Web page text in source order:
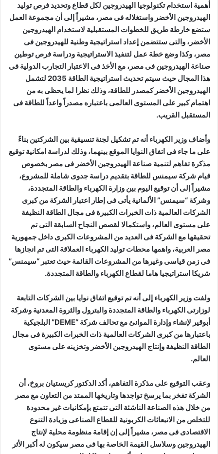
أهمية استخدام تكنولوجيا الهيدروجين لكل قطاع وتحديد فرص توليد
الهيدروجين الأخضر واستغلاله فى مصر، مشيراً إلى أن مجموعة العمل
ستضع خارطة طريق للخطوات المستقبلية لاستخدام الهيدروجين
الأخضر، والتى ستتضمن إعداد استراتيجية وطنية للهيدروجين فى
مصر، وكذا وضع خطة عمل لتنفيذ الاستراتيجية ودراسة فرص توطين
صناعة الهيدروجين فى مصر، مع الأخذ فى الاعتبار التجارب الدولية فى
هذا المجال حيث سيتم تحديث استراتيجية الطاقة 2035 لتشمل
الهيدروجين الأخضر كمصدر للطاقة، وذلك نظرا لما يحظى به من
اهتمام كبير على المستوى العالمى باعتباره مصدراً واعداً للطاقة فى
المستقبل القريب.
وأضاف وزير الكهرباء أنه تم تشكيل لجنة تنسيقية بين الشركتين بناءً
على ما جاء فى اتفاق النوايا الموقع بينهما، وذلك لدراسة امكانية توقيع
مذكرة تفاهم لتنمية صناعة الهيدروجين الأخضر فى مصر بخصوص
قيام شركة سيمنس للطاقة بتقديم دراسة جدوى شاملة للمشروع،
مشيراً إلى أن توقيع اليوم بين وزارة الكهرباء والطاقة المتجددة،
وشركة “سيمنس” الألمانية يأتى فى إطار اعتبار الشركة من كبرى
الشركات العالمية ذات الخبرات الكبيرة فى مجال الطاقة النظيفة
على مستوى العالم، واستكمالا لقصص النجاح السابقة التى تم
تحقيقها مع الشركة فى العديد من المشروعات الكبرى داخل جمهورية
مصر العربية، واهمها محطات توليد الكهرباء العملاقة التى تم انجازها
فى زمن قياسى وغيرها من المشروعات القائمة حيث تعتبر “سيمنس”
شريكا استراتيجيا هاما لقطاع الكهرباء والطاقة المتجددة.
ولفت وزير الكهرباء إلى أنه تم توقيع اتفاق نوايا بين الشركات التابعة
لوزارتى الكهرباء والطاقة المتجددة والبترول والثروة المعدنية وشركة
أبوقير لإنشاء وإدارة الموانئ مع تحالف شركة “DEME” البلجيكية
باعتبارها من كبرى الشركات العالمية ذات الخبرات الكبيرة فى مجال
الطاقة النظيفة وإنتاج الهيدروجين الأخضر وتخزينه على مستوى
العالم.
وعقب التوقيع على مذكرة التفاهم، أكد الدكتور كريستيان بروخ، أن
الشركة تفخر بما يرسخ تواجدها وتاريخها الممتد من التعاون مع مصر
من خلال هذه الصناعة الناشئة التى تتمتع بإمكانيات غير محدودة
للتخلص من الانبعاثات الكربونية للقطاع الصناعى وزيادة التنوع
الاقتصادى فى مصر، مشيراً إلى إن إقامة منظومة محلية لإنتاج
الهيدروجين وسلاسل القيمة الخاصة بها فى مصر سيكون له أكبر الأثر